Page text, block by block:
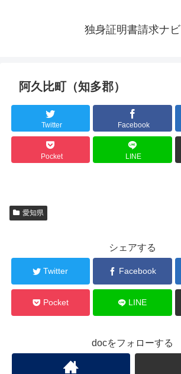
独身証明書請求ナビ
阿久比町（知多郡）
Twitter Facebook
Pocket LINE
愛知県
シェアする
Twitter Facebook
Pocket LINE
docをフォローする